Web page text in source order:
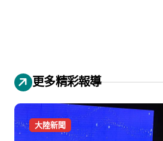
更多精彩報導
大陸新聞